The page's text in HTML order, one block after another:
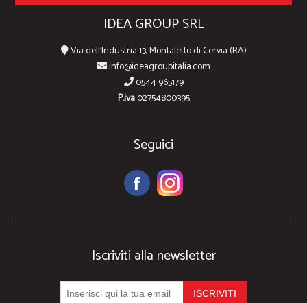
IDEA GROUP SRL
Via dell'Industria 13, Montaletto di Cervia (RA)
info@ideagroupitalia.com
0544 965179
P.iva02754800395
Seguici
Iscriviti alla newsletter